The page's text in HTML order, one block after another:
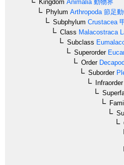
Kingdom Animalia 動物界
Phylum Arthropoda 節足
Subphylum Crustacea
Class Malacostraca
Subclass
Superorder
Order
Suborder
Infraorder